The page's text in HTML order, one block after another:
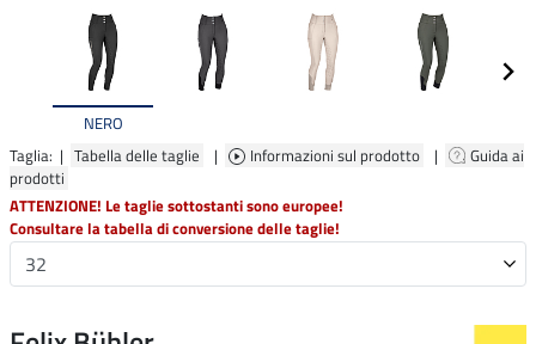
NERO
Taglia: | Tabella delle taglie | Informazioni sul prodotto |
Guida ai
prodotti
ATTENZIONE! Le taglie sottostanti sono europee!
Consultare la tabella di conversione delle taglie!